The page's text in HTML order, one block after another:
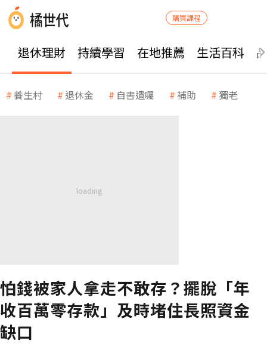
購買課程
退休理財 持續學習 在地推薦 生活百科
養生村 退休金 自書遺囑 補助 獨老
怕錢被家人拿走不敢存？擺脫「年
收百萬零存款」及時堵住長照資金
缺口